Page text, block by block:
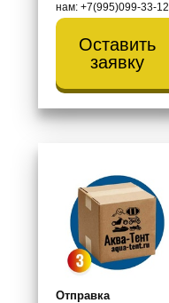
нам: +7(995)099-33-12
Оставить
заявку
Отправка